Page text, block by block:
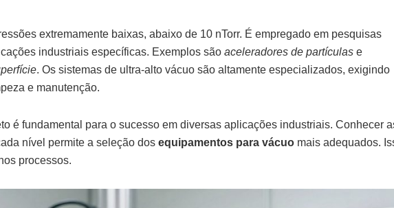
extremamente baixas, abaixo de 10 nTorr. É empregado em pesquisas
industriais específicas. Exemplos são aceleradores de partículas e
. Os sistemas de ultra-alto vácuo são altamente especializados, exigindo
e manutenção.
é fundamental para o sucesso em diversas aplicações industriais. Conhecer
nível permite a seleção dos equipamentos para vácuo mais adequados.
processos.